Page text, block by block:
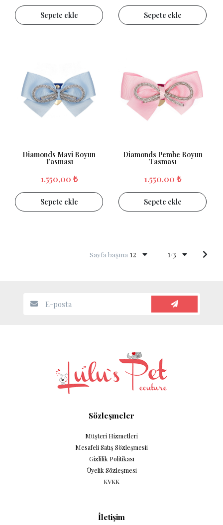
Sepete ekle Sepete ekle
Diamonds Mavi Boyun
Tasması
1.550,00 ₺
Sepete ekle
Diamonds Pembe Boyun
Tasması
1.550,00 ₺
Sepete ekle
Sayfa başına 12 1/3
Sözleşmeler
Müşteri Hizmetleri
Mesafeli Satış Sözleşmesii
Gizlilik Politikası
Üyelik Sözleşmesi
KVKK
İletişim